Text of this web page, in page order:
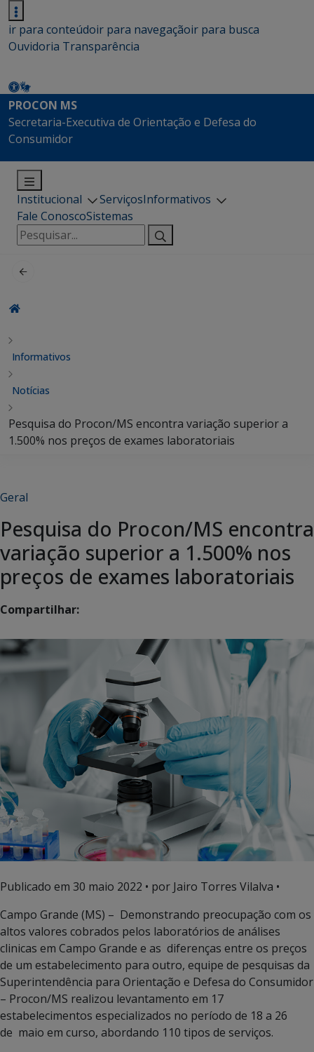
ir para conteúdoir para navegaçãoir para busca
Ouvidoria Transparência
PROCON MS
Secretaria-Executiva de Orientação e Defesa do
Consumidor
Institucional ServiçosInformativos
Fale ConoscoSistemas
Pesquisar
por:
Informativos
Notícias
Pesquisa do Procon/MS encontra variação superior a
1.500% nos preços de exames laboratoriais
Geral
Pesquisa do Procon/MS encontra
variação superior a 1.500% nos
preços de exames laboratoriais
Compartilhar:
Publicado em 30 maio 2022 • por Jairo Torres Vilalva •
Campo Grande (MS) – Demonstrando preocupação com os
altos valores cobrados pelos laboratórios de análises
clinicas em Campo Grande e as diferenças entre os preços
de um estabelecimento para outro, equipe de pesquisas da
Superintendência para Orientação e Defesa do Consumidor
– Procon/MS realizou levantamento em 17
estabelecimentos especializados no período de 18 a 26
de maio em curso, abordando 110 tipos de serviços.